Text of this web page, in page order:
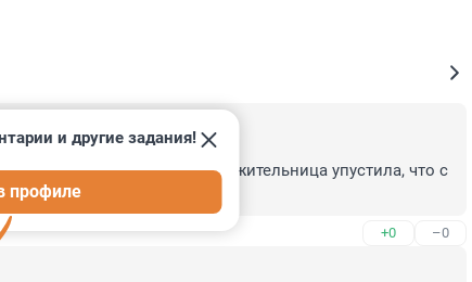
отправят и как сожительница упустила, что с
+0 –0
и другие задания!
профиле